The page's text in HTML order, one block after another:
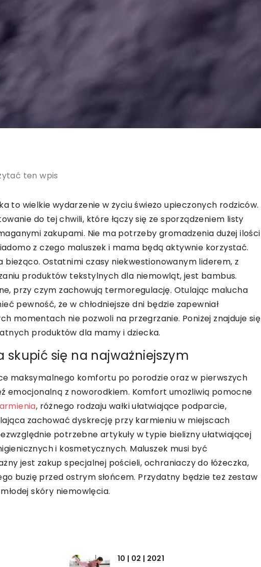
ten wpis
to wielkie wydarzenie w życiu świeżo upieczonych rodziców.
do tej chwili, które łączy się ze sporządzeniem listy
zakupami. Nie ma potrzeby gromadzenia dużej ilości
z czego maluszek i mama będą aktywnie korzystać.
bieżąco. Ostatnimi czasy niekwestionowanym liderem, z
produktów tekstylnych dla niemowląt, jest bambus.
przy czym zachowują termoregulację. Otulając malucha
pewność, że w chłodniejsze dni będzie zapewniał
momentach nie pozwoli na przegrzanie. Poniżej znajduje się
produktów dla mamy i dziecka.
skupić się na najważniejszym
maksymalnego komfortu po porodzie oraz w pierwszych
emocjonalną z noworodkiem. Komfort umożliwią pomocne
, różnego rodzaju wałki ułatwiające podparcie,
zachować dyskrecję przy karmieniu w miejscach
potrzebne artykuły w typie bielizny ułatwiającej
i kosmetycznych. Maluszek musi być
jest zakup specjalnej pościeli, ochraniaczy do łóżeczka,
buzię przed ostrym słońcem. Przydatny będzie też zestaw
skóry niemowlęcia.
10 | 02 | 2021